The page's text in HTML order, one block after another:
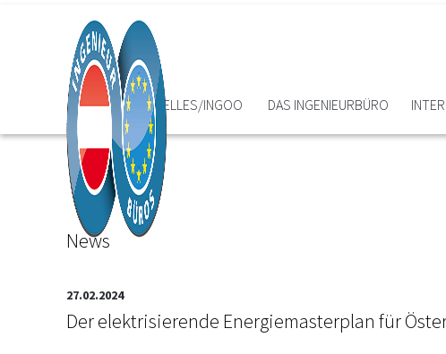
HOME AKTUELLES/INGOO DAS INGENIEURBÜRO
News
27.02.2024
Der elektrisierende Energiemasterplan für